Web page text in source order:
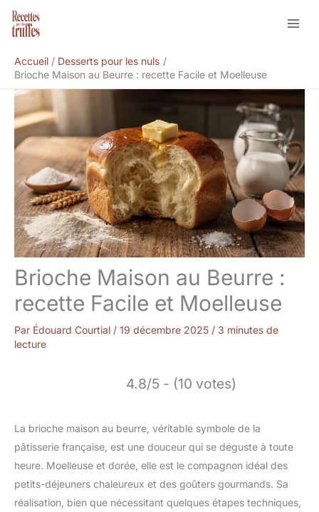
Aller
Accueil
Desserts pour les nuls
Brioche Maison au Beurre : recette Facile et Moelleuse
Brioche Maison au Beurre :
recette Facile et Moelleuse
Par Édouard Courtial / 19 décembre 2025 / 3 minutes de
lecture
4.8/5 - (10 votes)
La brioche maison au beurre, véritable symbole de la
pâtisserie française, est une douceur qui se déguste à toute
heure. Moelleuse et dorée, elle est le compagnon idéal des
petits-déjeuners chaleureux et des goûters gourmands. Sa
réalisation, bien que nécessitant quelques étapes techniques,
Rechercher